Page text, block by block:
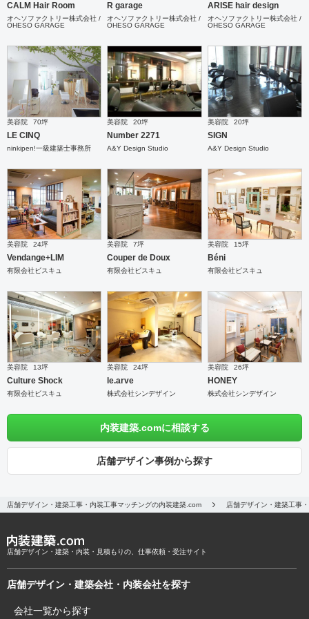
CALM Hair Room
オヘソファクトリー株式会社 /
OHESO GARAGE
R garage
オヘソファクトリー株式会社 /
OHESO GARAGE
ARISE hair design
オヘソファクトリー株式会社 /
OHESO GARAGE
美容院 70坪
LE CINQ
ninkipen!一級建築士事務所
美容院 20坪
Number 2271
A&Y Design Studio
美容院 20坪
SIGN
A&Y Design Studio
美容院 24坪
Vendange+LIM
有限会社ビスキュ
美容院 7坪
Couper de Doux
有限会社ビスキュ
美容院 15坪
Béni
有限会社ビスキュ
美容院 13坪
Culture Shock
有限会社ビスキュ
美容院 24坪
le.arve
株式会社シンデザイン
美容院 26坪
HONEY
株式会社シンデザイン
内装建築.comに相談する
店舗デザイン事例から探す
店舗デザイン・建築工事・内装工事マッチングの内装建築.com 店舗デザイン・建築工事
店舗デザイン・建築・内装・見積もりの、仕事依頼・受注サイト
店舗デザイン・建築会社・内装会社を探す
会社一覧から探す